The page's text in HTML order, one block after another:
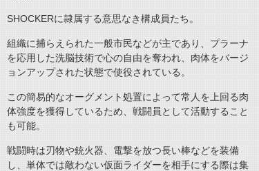
SHOCKERに隷属する意思なき構成員たち。
組織に捕らえられた一般市民などが主であり、プラーナ
を応用した洗脳技術で心の自由を奪われ、肉体をバージ
ョンアップされた状態で使役されている。
この簡易的なオーグメント処置によって常人を上回る肉
体強度を獲得しているため、戦闘員として活動すること
も可能。
戦闘時は刃物や銃火器、電撃を放つ長い棒などを装備
し、単体では敵わない仮面ライダーを相手にする際は集